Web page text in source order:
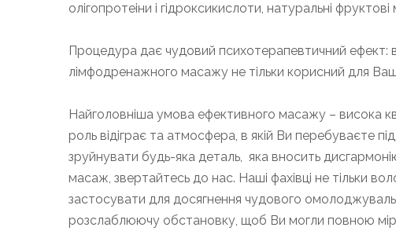
олігопротеіни і гідроксикислоти, натуральні
Процедура дає чудовий психотерапевтичний ефект:
лімфодренажного масажу не тільки корисний для
Найголовніша умова ефективного масажу – висока
роль відіграє та атмосфера, в якій Ви перебуваєте
зруйнувати будь-яка деталь, яка вносить
масаж, звертайтесь до нас. Наші фахівці не тільки
застосувати для досягнення чудового
розслаблюючу обстановку, щоб Ви могли повною